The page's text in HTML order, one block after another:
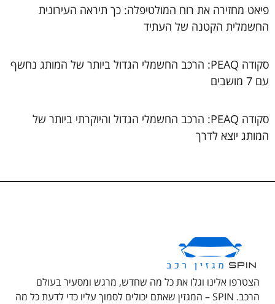
פיאט מחזירה את רוח המולטיפלה: כך תיראה העירונית
החשמלית הקטנה של העתיד
סקודה PEAQ: הרכב החשמלי הגדול ביותר של המותג נחשף
עם 7 מושבים
סקודה PEAQ: הרכב החשמלי הגדול והיוקרתי ביותר של
המותג יוצא לדרך
הצטרפו אלינו וגלו את כל מה שחדש, מרגש ומסעיר בעולם
הרכב. SPIN – המגזין שאתם יכולים לסמוך עליו כדי לדעת כל מה